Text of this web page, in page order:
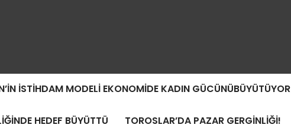
İSTIHDAM MODELI EKONOMIDE KADIN GÜCÜNÜBÜYÜTÜYOR
HEDEF BÜYÜTTÜ TOROSLAR’DA PAZAR GERGİNLİĞİ!